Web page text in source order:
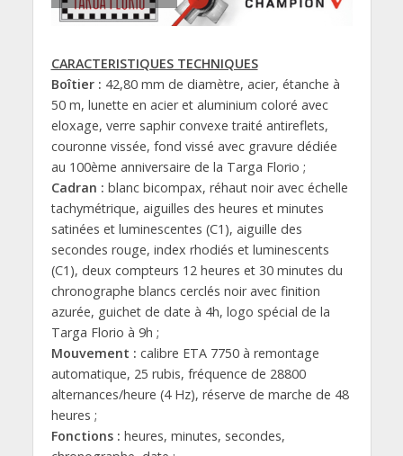
CARACTERISTIQUES TECHNIQUES
Boîtier : 42,80 mm de diamètre, acier, étanche à
50 m, lunette en acier et aluminium coloré avec
eloxage, verre saphir convexe traité antireflets,
couronne vissée, fond vissé avec gravure dédiée
au 100ème anniversaire de la Targa Florio ;
Cadran : blanc bicompax, réhaut noir avec échelle
tachymétrique, aiguilles des heures et minutes
satinées et luminescentes (C1), aiguille des
secondes rouge, index rhodiés et luminescents
(C1), deux compteurs 12 heures et 30 minutes du
chronographe blancs cerclés noir avec finition
azurée, guichet de date à 4h, logo spécial de la
Targa Florio à 9h ;
Mouvement : calibre ETA 7750 à remontage
automatique, 25 rubis, fréquence de 28800
alternances/heure (4 Hz), réserve de marche de 48
heures ;
Fonctions : heures, minutes, secondes,